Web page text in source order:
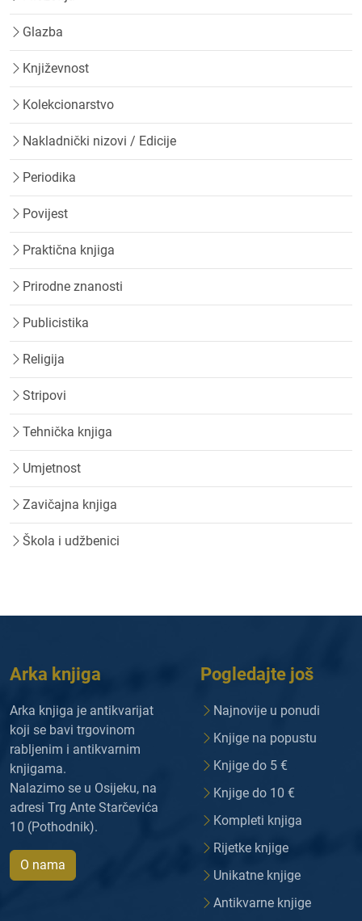
Glazba
Književnost
Kolekcionarstvo
Nakladnički nizovi / Edicije
Periodika
Povijest
Praktična knjiga
Prirodne znanosti
Publicistika
Religija
Stripovi
Tehnička knjiga
Umjetnost
Zavičajna knjiga
Škola i udžbenici
Arka knjiga
Arka knjiga je antikvarijat
koji se bavi trgovinom
rabljenim i antikvarnim
knjigama.
Nalazimo se u Osijeku, na
adresi Trg Ante Starčevića
10 (Pothodnik).
O nama
Pogledajte još
Najnovije u ponudi
Knjige na popustu
Knjige do 5 €
Knjige do 10 €
Kompleti knjiga
Rijetke knjige
Unikatne knjige
Antikvarne knjige